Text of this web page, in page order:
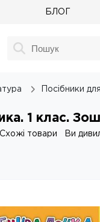
БЛОГ
Посібники
1 клас.
Схожі товари Ви